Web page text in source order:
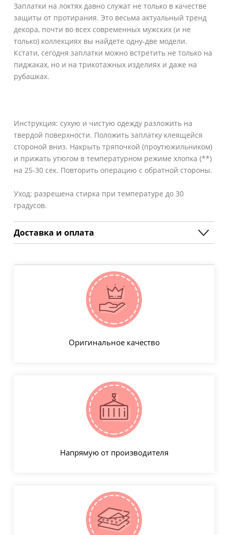
Заплатки на локтях давно служат не только в качестве
защиты от протирания. Это весьма актуальный тренд
декора, почти во всех современных мужских (и не
только) коллекциях вы найдете одну-две модели.
Кстати, сегодня заплатки можно встретить не только на
пиджаках, но и на трикотажных изделиях и даже на
рубашках.
Инструкция: сухую и чистую одежду разложить на
твердой поверхности. Положить заплатку клеящейся
стороной вниз. Накрыть тряпочкой (проутюжильником)
и прижать утюгом в температурном режиме хлопка (**)
на 25-30 сек. Повторить операцию с обратной стороны.
Уход: разрешена стирка при температуре до 30
градусов.
Доставка и оплата
Оригинальное качество
Напрямую от производителя